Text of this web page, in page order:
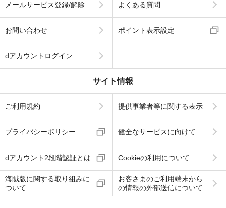
メールサービス登録/解除 よくある質問
お問い合わせ ポイント表示設定
dアカウントログイン
サイト情報
ご利用規約 提供事業者等に関する表示
プライバシーポリシー 健全なサービスに向けて
dアカウント2段階認証とは Cookieの利用について
海賊版に関する取り組みに
ついて
お客さまのご利用端末から
の情報の外部送信について